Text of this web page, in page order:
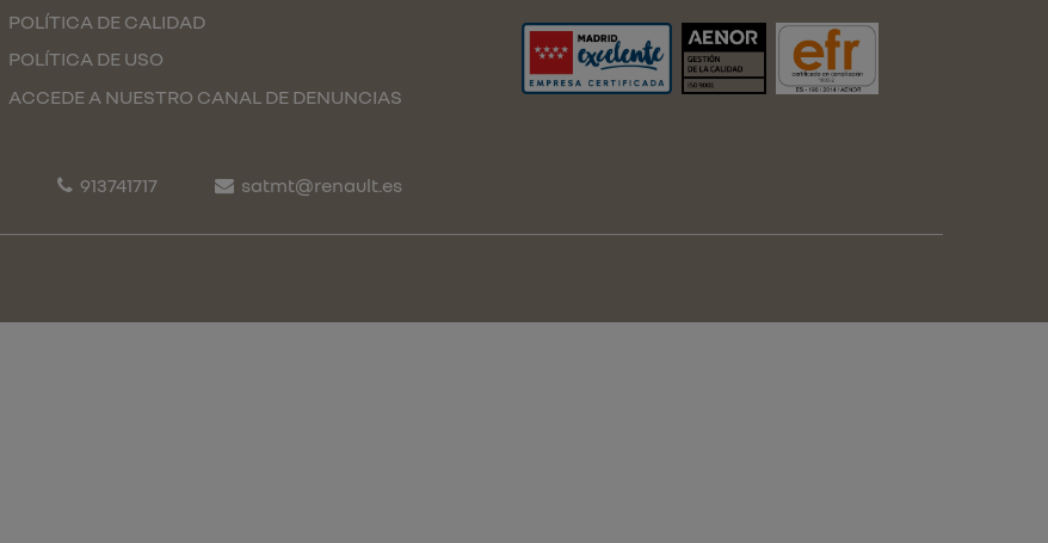
POLÍTICA DE CALIDAD
POLÍTICA DE USO
ACCEDE A NUESTRO CANAL DE DENUNCIAS
913741717 satmt@renault.es